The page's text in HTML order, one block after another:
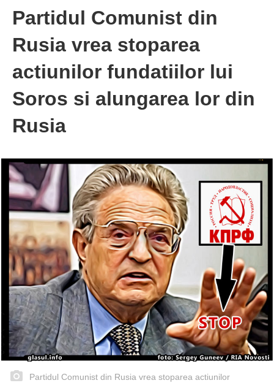
Partidul Comunist din
Rusia vrea stoparea
actiunilor fundatiilor lui
Soros si alungarea lor din
Rusia
Partidul Comunist din Rusia vrea stoparea actiunilor